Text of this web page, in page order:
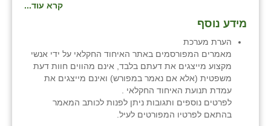
קרא עוד...
מידע נוסף
הערת מערכת
מאמרים המפורסמים באתר האיחוד החקלאי על ידי אנשי
מקצוע מייצגים את דעתם בלבד, אינם מהווים חוות דעת
משפטית (אלא אם נאמר במפורש) ואינם מייצגים את
עמדת תנועת האיחוד החקלאי .
לפרטים נוספים ותגובות ניתן לפנות לכותב המאמר
בהתאם לפרטיו המפורטים לעיל.
יקנעם
יד השמונה
כפר אביב